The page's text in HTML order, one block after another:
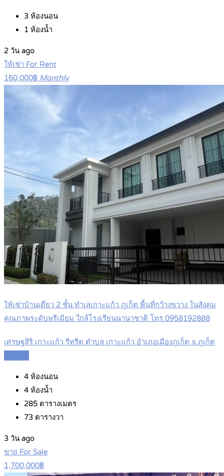
3 ห้องนอน
1 ห้องน้ำ
2 วัน ago
ให้เช่า For Rent
160,000฿ Monthly
ให้เช่าบ้านเดี่ยว 2 ชั้น ทำเลเกาะแก้ว ภูเก็ต พื้นที่กว้างขวาง ในสังคม
คุณภาพระดับพรีเมียม ใกล้โรงเรียนนานาชาติ โทร.0958192888
เศรษฐสิริ เกาะแก้ว รีทรีต ตำบล เกาะแก้ว อำเภอเมืองภูเก็ต จ.ภูเก็ต
4 ห้องนอน
4 ห้องน้ำ
285 ตารางเมตร
73 ตารางวา
3 วัน ago
ขาย For Sale
1,700,000฿